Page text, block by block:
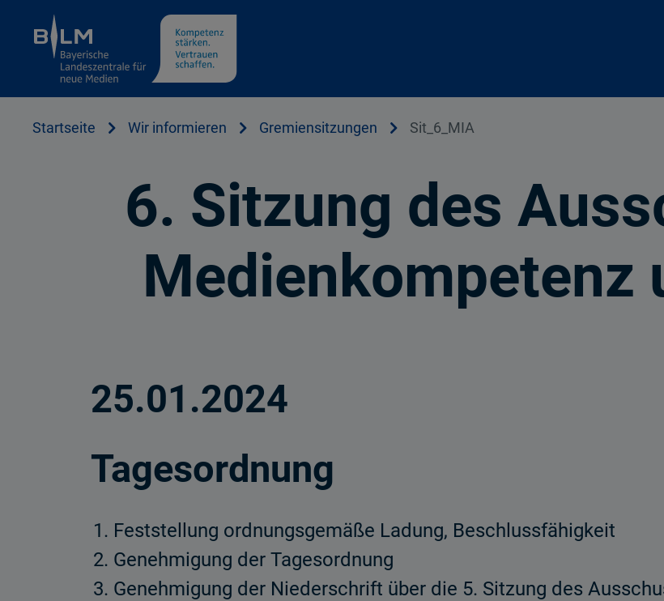
Cookie Hinweis
Startseite Wir informieren Gremiensitzungen Sit_6_MIA
6. Sitzung des
Medienkompetenz
25.01.2024
Tagesordnung
Feststellung ordnungsgemäße Ladung, Beschlussfähigkeit
Genehmigung der Tagesordnung
Genehmigung der Niederschrift über die 5. Sitzung des